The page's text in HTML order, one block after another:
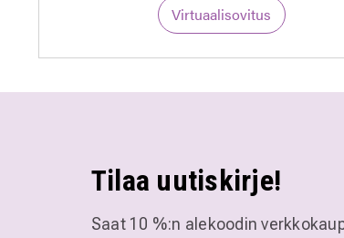
Virtuaalisovitus
Tilaa uutiskirje!
Saat 10 %:n alekoodin